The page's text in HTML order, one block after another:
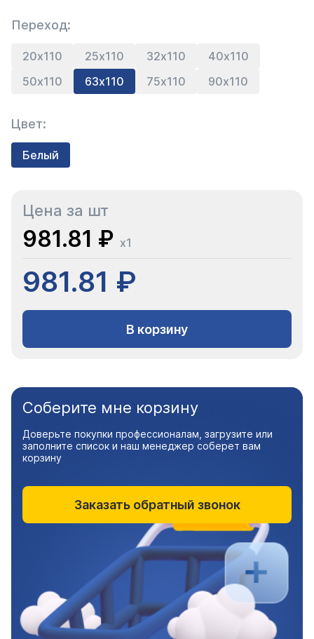
Переход:
20х110 25х110 32х110
40х110
50х110
63х110 75х110 90х110
Цвет:
Белый
Цена за шт
981.81 ₽ x1
981.81 ₽
В корзину
Соберите мне корзину
Доверьте покупки профессионалам, загрузите или
заполните список и наш менеджер соберет вам
корзину
Заказать обратный звонок